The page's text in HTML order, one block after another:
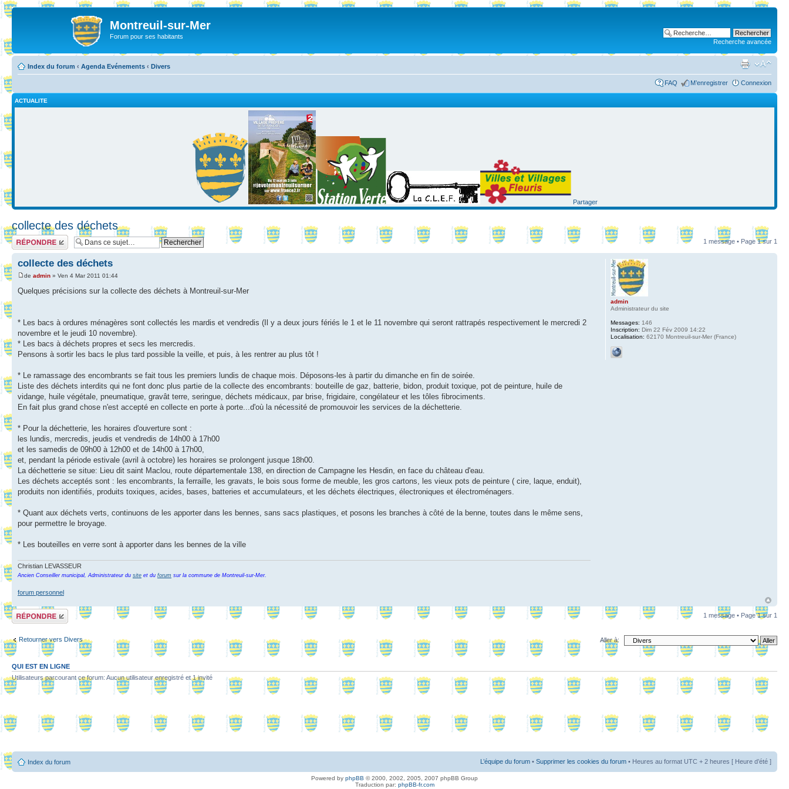
Montreuil-sur-Mer
Forum pour ses habitants
Recherche avancée
Index du forum ‹ Agenda Evénements ‹ Divers
FAQ M’enregistrer Connexion
ACTUALITE
Partager
collecte des déchets
Répondre 1 message • Page1sur 1
collecte des déchets
de admin » Ven 4 Mar 2011 01:44
Quelques précisions sur la collecte des déchets à Montreuil-sur-Mer
* Les bacs à ordures ménagères sont collectés les mardis et vendredis (Il y a deux jours fériés le 1 et le 11 novembre qui seront rattrapés respectivement le mercredi 2
novembre et le jeudi 10 novembre).
* Les bacs à déchets propres et secs les mercredis.
Pensons à sortir les bacs le plus tard possible la veille, et puis, à les rentrer au plus tôt !
* Le ramassage des encombrants se fait tous les premiers lundis de chaque mois. Déposons-les à partir du dimanche en fin de soirée.
Liste des déchets interdits qui ne font donc plus partie de la collecte des encombrants: bouteille de gaz, batterie, bidon, produit toxique, pot de peinture, huile de
vidange, huile végétale, pneumatique, gravât terre, seringue, déchets médicaux, par brise, frigidaire, congélateur et les tôles fibrociments.
En fait plus grand chose n'est accepté en collecte en porte à porte...d'où la nécessité de promouvoir les services de la déchetterie.
* Pour la déchetterie, les horaires d'ouverture sont :
les lundis, mercredis, jeudis et vendredis de 14h00 à 17h00
et les samedis de 09h00 à 12h00 et de 14h00 à 17h00,
et, pendant la période estivale (avril à octobre) les horaires se prolongent jusque 18h00.
La déchetterie se situe: Lieu dit saint Maclou, route départementale 138, en direction de Campagne les Hesdin, en face du château d'eau.
Les déchets acceptés sont : les encombrants, la ferraille, les gravats, le bois sous forme de meuble, les gros cartons, les vieux pots de peinture ( cire, laque, enduit),
produits non identifiés, produits toxiques, acides, bases, batteries et accumulateurs, et les déchets électriques, électroniques et électroménagers.
* Quant aux déchets verts, continuons de les apporter dans les bennes, sans sacs plastiques, et posons les branches à côté de la benne, toutes dans le même sens,
pour permettre le broyage.
* Les bouteilles en verre sont à apporter dans les bennes de la ville
Christian LEVASSEUR
Ancien Conseiller municipal, Administrateur du site et du forum sur la commune de Montreuil-sur-Mer.
forum personnel
admin
Administrateur du site
Messages: 146
Inscription: Dim 22 Fév 2009 14:22
Localisation: 62170 Montreuil-sur-Mer (France)
Répondre 1 message • Page1sur 1
Retourner vers Divers Aller à:
QUI EST EN LIGNE
Utilisateurs parcourant ce forum: Aucun utilisateur enregistré et 1 invité
Index du forum L’équipe du forum • Supprimer les cookies du forum • Heures au format UTC + 2 heures [ Heure d’été ]
Powered by phpBB © 2000, 2002, 2005, 2007 phpBB Group
Traduction par: phpBB-fr.com